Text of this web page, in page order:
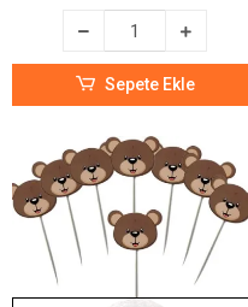
Sepete Ekle